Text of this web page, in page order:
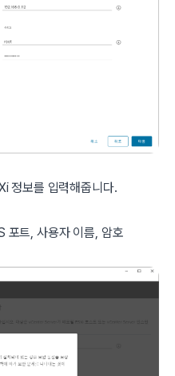
정보를 입력해줍니다.
트, 사용자 이름, 암호